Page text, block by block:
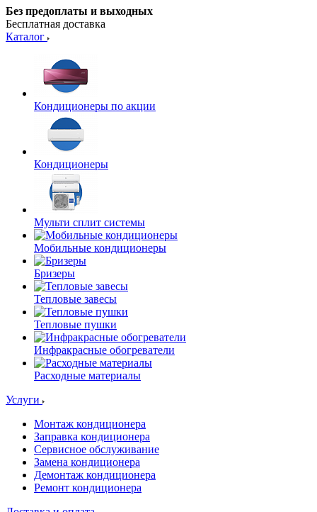
Без предоплаты и выходных
Бесплатная доставка
Каталог
Кондиционеры по акции
Кондиционеры
Мульти сплит системы
Мобильные кондиционеры
Бризеры
Тепловые завесы
Тепловые пушки
Инфракрасные обогреватели
Расходные материалы
Услуги
Монтаж кондиционера
Заправка кондиционера
Сервисное обслуживание
Замена кондиционера
Демонтаж кондиционера
Ремонт кондиционера